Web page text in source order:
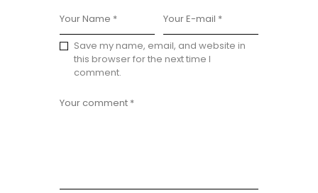
Save my name, email, and website in
this browser for the next time I
comment.